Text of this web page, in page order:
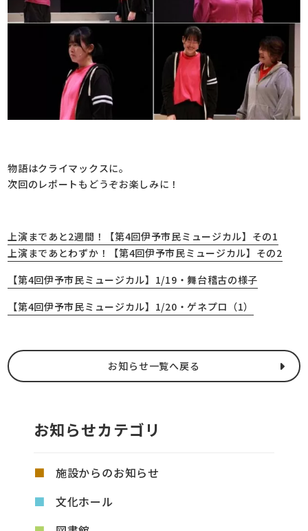
物語はクライマックスに。
次回のレポートもどうぞお楽しみに！
上演まであと2週間！【第4回伊予市民ミュージカル】その1
上演まであとわずか！【第4回伊予市民ミュージカル】その2
【第4回伊予市民ミュージカル】1/19・舞台稽古の様子
【第4回伊予市民ミュージカル】1/20・ゲネプロ（1）
お知らせ一覧へ戻る
お知らせカテゴリ
施設からのお知らせ
文化ホール